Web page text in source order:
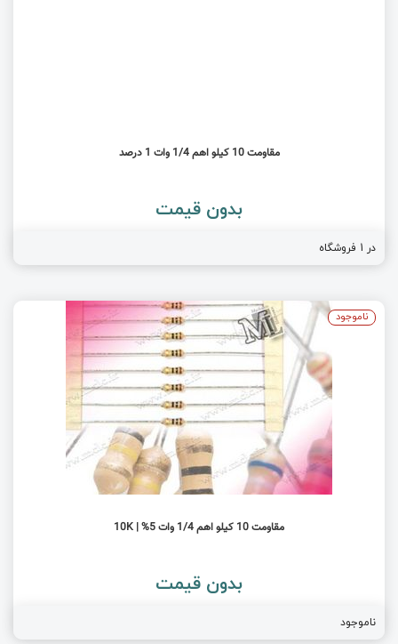
مقاومت 10 کیلو اهم 1/4 وات 1 درصد
بدون قیمت
در 1 فروشگاه
مقاومت 10 کیلو اهم 1/4 وات 5% | 10K
بدون قیمت
ناموجود
ناموجود